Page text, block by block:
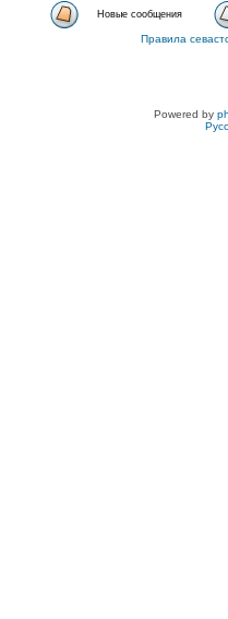
Новые сообщения
Правила
Powered by